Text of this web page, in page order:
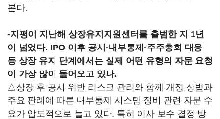
본다.
-지평이 지난해 상장유지지원센터를 출범한 지 1년
이 넘었다. IPO 이후 공시·내부통제·주주총회 대응
등 상장 유지 단계에서는 실제 어떤 유형의 자문 요청
이 가장 많이 들어오고 있나.
△상장 후 공시 위반 리스크 관리와 함께 개정 상법과
주요 판례에 따른 내부통제 시스템 정비 관련 자문 수
요가 압도적으로 늘고 있다. 특히 이사 보수 결정 방